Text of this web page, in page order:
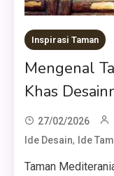
Inspirasi Taman
Mengenal
Khas
27/02/2026
Ide Desain, Ide
Taman